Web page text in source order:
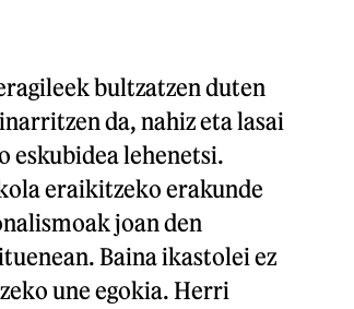
bultzatzen duten
da, nahiz eta lasai
eskubidea lehenetsi.
eraikitzeko erakunde
joan den
Baina ikastolei ez
une egokia. Herri